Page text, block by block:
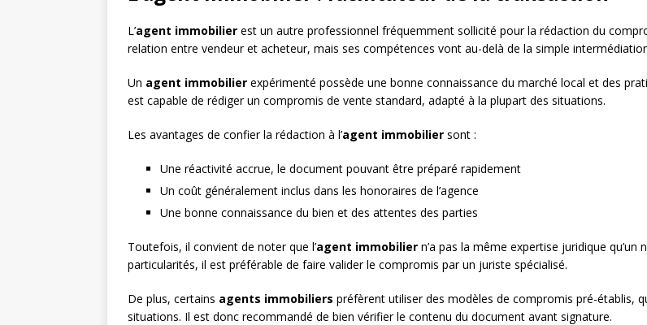
L’agent immobilier est un autre professionnel fréquemment sollicité pour la rédaction du
relation entre vendeur et acheteur, mais ses compétences vont au-delà de la simple
Un agent immobilier expérimenté possède une bonne connaissance du marché local et des
est capable de rédiger un compromis de vente standard, adapté à la plupart des situations.
Les avantages de confier la rédaction à l’agent immobilier sont :
Une réactivité accrue, le document pouvant être préparé rapidement
Un coût généralement inclus dans les honoraires de l’agence
Une bonne connaissance du bien et des attentes des parties
Toutefois, il convient de noter que l’agent immobilier n’a pas la même expertise juridique
particularités, il est préférable de faire valider le compromis par un juriste spécialisé.
De plus, certains agents immobiliers préfèrent utiliser des modèles de compromis pré-établis,
situations. Il est donc recommandé de bien vérifier le contenu du document avant signature.